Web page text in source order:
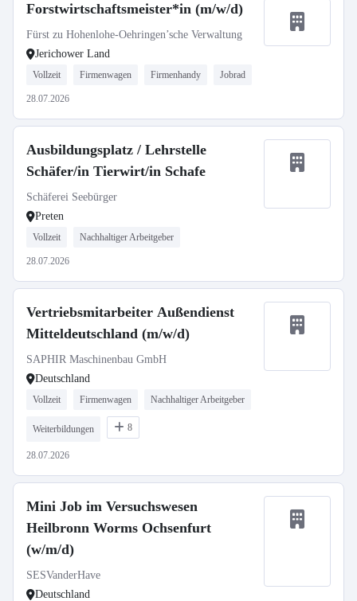
Forstwirtschaftsmeister*in (m/w/d)
Fürst zu Hohenlohe-Oehringen’sche Verwaltung
Jerichower Land
Vollzeit Firmenwagen Firmenhandy Jobrad
28.07.2026
Ausbildungsplatz / Lehrstelle
Schäfer/in Tierwirt/in Schafe
Schäferei Seebürger
Preten
Vollzeit Nachhaltiger Arbeitgeber
28.07.2026
Vertriebsmitarbeiter Außendienst
Mitteldeutschland (m/w/d)
SAPHIR Maschinenbau GmbH
Deutschland
Vollzeit Firmenwagen Nachhaltiger Arbeitgeber
Weiterbildungen 8
28.07.2026
Mini Job im Versuchswesen
Heilbronn Worms Ochsenfurt
(w/m/d)
SESVanderHave
Deutschland